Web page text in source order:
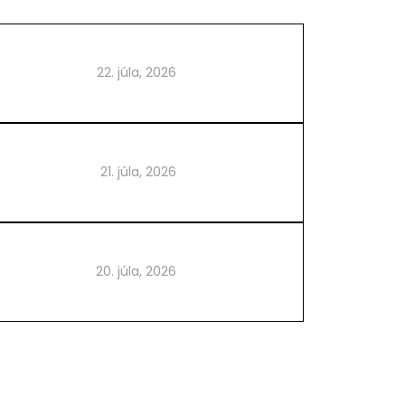
22. júla, 2026
21. júla, 2026
20. júla, 2026